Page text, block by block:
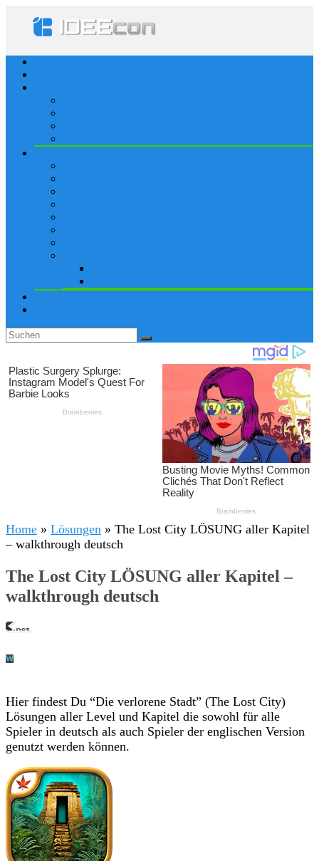
Home » Lösungen » The Lost City LÖSUNG aller Kapitel
– walkthrough deutsch
The Lost City LÖSUNG aller Kapitel –
walkthrough deutsch
Hier findest Du “Die verlorene Stadt” (The Lost City)
Lösungen aller Level und Kapitel die sowohl für alle
Spieler in deutsch als auch Spieler der englischen Version
genutzt werden können.